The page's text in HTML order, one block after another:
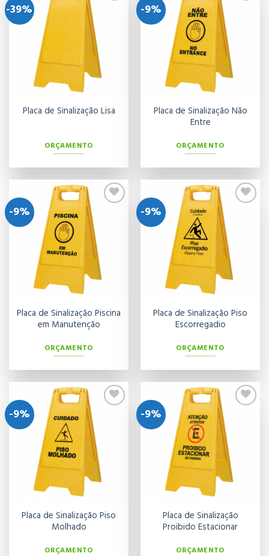
-39%
Adicionar
aos meus
desejos
Placa de Sinalização Lisa
ORÇAMENTO
-9%
Adicionar
aos meus
desejos
Placa de Sinalização Não
Entre
ORÇAMENTO
-9%
Adicionar
aos meus
desejos
Placa de Sinalização Piscina
em Manutenção
ORÇAMENTO
-9%
Adicionar
aos meus
desejos
Placa de Sinalização Piso
Escorregadio
ORÇAMENTO
-9%
Adicionar
aos meus
desejos
Placa de Sinalização Piso
Molhado
ORÇAMENTO
-9%
Adicionar
aos meus
desejos
Placa de Sinalização
Proibido Estacionar
ORÇAMENTO